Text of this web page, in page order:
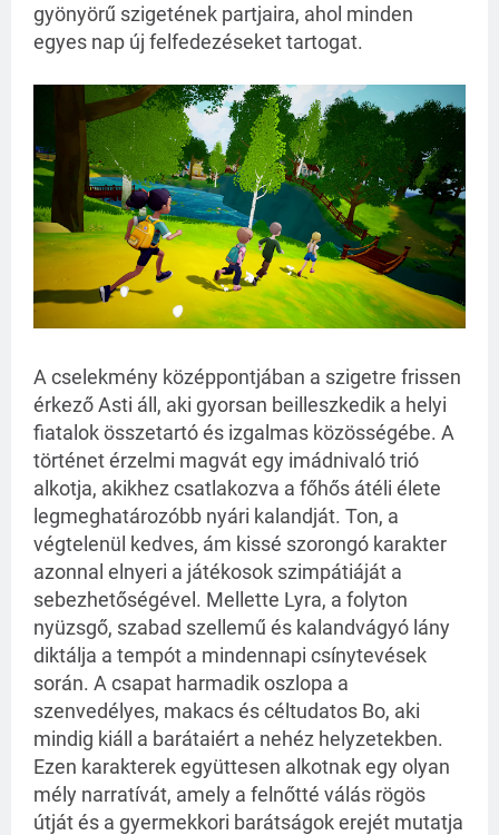
gyönyörű szigetének partjaira, ahol minden
egyes nap új felfedezéseket tartogat.
A cselekmény középpontjában a szigetre frissen
érkező Asti áll, aki gyorsan beilleszkedik a helyi
fiatalok összetartó és izgalmas közösségébe. A
történet érzelmi magvát egy imádnivaló trió
alkotja, akikhez csatlakozva a főhős átéli élete
legmeghatározóbb nyári kalandját. Ton, a
végtelenül kedves, ám kissé szorongó karakter
azonnal elnyeri a játékosok szimpátiáját a
sebezhetőségével. Mellette Lyra, a folyton
nyüzsgő, szabad szellemű és kalandvágyó lány
diktálja a tempót a mindennapi csínytevések
során. A csapat harmadik oszlopa a
szenvedélyes, makacs és céltudatos Bo, aki
mindig kiáll a barátaiért a nehéz helyzetekben.
Ezen karakterek együttesen alkotnak egy olyan
mély narratívát, amely a felnőtté válás rögös
útját és a gyermekkori barátságok erejét mutatja